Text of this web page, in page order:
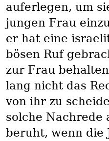
auferlegen, um
jungen Frau
er hat eine
bösen Ruf
zur Frau
lang nicht das
von ihr zu
solche Nachrede
beruht, wenn die